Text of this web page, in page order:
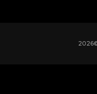
2026